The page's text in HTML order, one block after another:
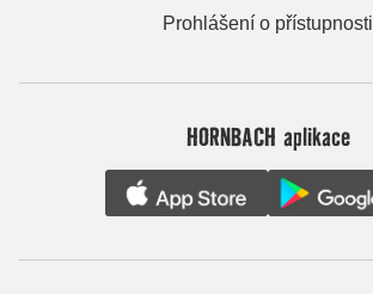
Prohlášení o přístupnosti
HORNBACH aplikace